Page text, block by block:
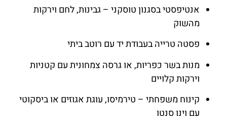
אנטיפסטי בסגנון טוסקני – גבינות, לחם וירקות
מהשוק
פסטה טרייה בעבודת יד עם רוטב ביתי
מנות בשר כפריות, או גרסה צמחונית עם קטניות
וירקות קלויים
קינוח משפחתי – טירמיסו, עוגת אגוזים או ביסקוטי
עם וינו סנטו